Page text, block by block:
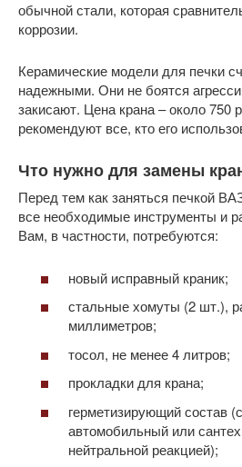
обычной стали, которая
коррозии.
Керамические модели для печки
надежными. Они не боятся
закисают. Цена крана – около 750
рекомендуют все, кто его
Что нужно для замены
Перед тем как заняться печкой
все необходимые инструменты и
Вам, в частности, потребуются:
новый исправный краник;
стальные хомуты (2 шт.),
миллиметров;
тосол, не менее 4 литров;
прокладки для крана;
герметизирующий состав
автомобильный или
нейтральной реакцией);